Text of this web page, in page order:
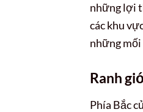
những lợi
các khu
những mối
Ranh
Phía Bắc